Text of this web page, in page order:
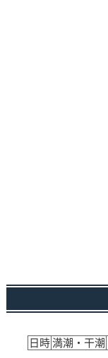
日時満潮・干潮